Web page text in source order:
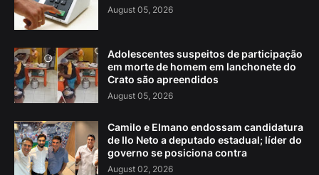
August 05, 2026
Adolescentes suspeitos de participação
em morte de homem em lanchonete do
Crato são apreendidos
August 05, 2026
Camilo e Elmano endossam candidatura
de Ilo Neto a deputado estadual; líder do
governo se posiciona contra
August 02, 2026